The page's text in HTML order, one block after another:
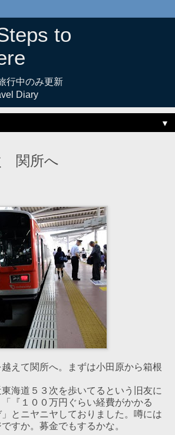
to
行中のみ更新
Diary
▼
関所へ
えて関所へ。まずは小田原から箱根
海道５３次を歩いてるという旧友に
『１００万円ぐらい経費がかかる
とニヤニヤしておりました。噂には
すか。募金でもするかな。